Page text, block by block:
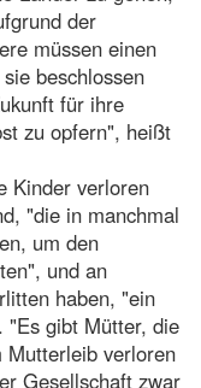
der
müssen einen
beschlossen
für ihre
zu opfern", heißt
Kinder verloren
"die in manchmal
um den
und an
haben, "ein
"Es gibt Mütter, die
verloren
Gesellschaft zwar